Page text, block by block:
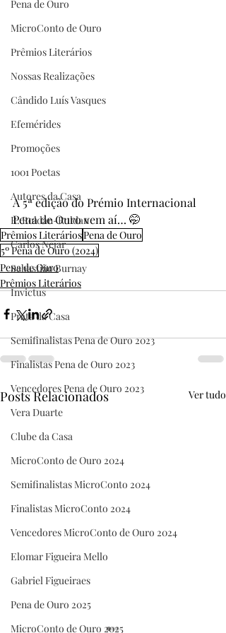
Pena de Ouro
MicroConto de Ouro
Prêmios Literários
Nossas Realizações
Cândido Luís Vasques
Efemérides
Promoções
1001 Poetas
Autores da Casa
R. Roldan-Roldan
Carlos Nejar
Sebastião Burnay
Invictus
Prata da Casa
Semifinalistas Pena de Ouro 2023
Finalistas Pena de Ouro 2023
Vencedores Pena de Ouro 2023
Vera Duarte
Clube da Casa
MicroConto de Ouro 2024
Semifinalistas MicroConto 2024
Finalistas MicroConto 2024
Vencedores MicroConto de Ouro 2024
Elomar Figueira Mello
Gabriel Figueiraes
Pena de Ouro 2025
MicroConto de Ouro 2025
A 5ª edição do Prémio Internacional
Pena de Ouro vem aí… 🤭
Prêmios LiteráriosPena de Ouro
5º Pena de Ouro (2024)
Pena de Ouro
Prêmios Literários
Posts Relacionados Ver tudo